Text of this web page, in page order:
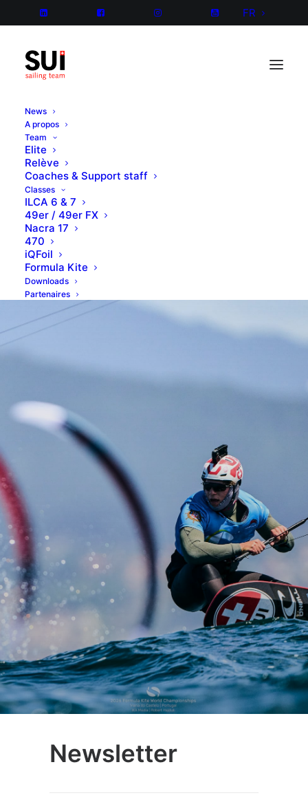
FR
News
A propos
Team
Elite
Relève
Coaches & Support staff
Classes
ILCA 6 & 7
49er / 49er FX
Nacra 17
470
iQFoil
Formula Kite
Downloads
Partenaires
Newsletter